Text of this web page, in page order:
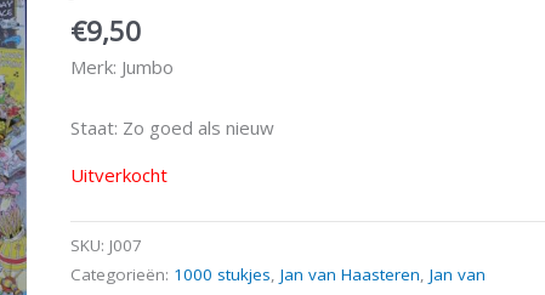
€9,50
Merk: Jumbo
Staat: Zo goed als nieuw
Uitverkocht
SKU: J007
Categorieën: 1000 stukjes, Jan van Haasteren, Jan van